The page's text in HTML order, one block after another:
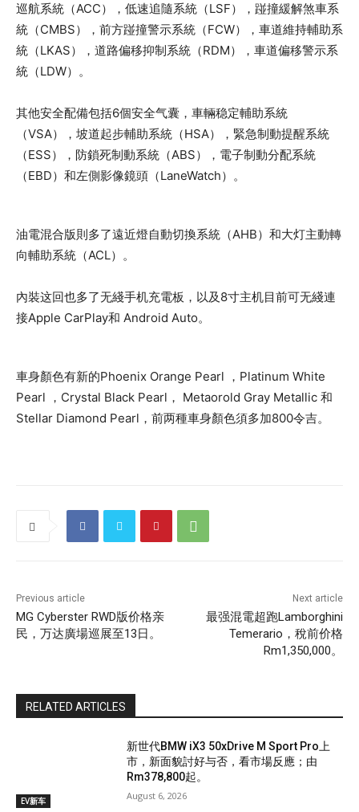
巡航系統（ACC），低速追隨系統（LSF），踫撞緩解煞車系
統（CMBS），前方踫撞警示系統（FCW），車道維持輔助系
統（LKAS），道路偏移抑制系統（RDM），車道偏移警示系
統（LDW）。
其他安全配備包括6個安全气囊，車輛稳定輔助系統
（VSA），坡道起步輔助系統（HSA），緊急制動提醒系統
（ESS），防鎖死制動系統（ABS），電子制動分配系統
（EBD）和左側影像鏡頭（LaneWatch）。
油電混合版則多了遠近燈自動切換系統（AHB）和大灯主動轉
向輔助系統（ACL）。
內裝这回也多了无綫手机充電板，以及8寸主机目前可无綫連
接Apple CarPlay和 Android Auto。
車身顏色有新的Phoenix Orange Pearl ，Platinum White
Pearl ，Crystal Black Pearl， Metaorold Gray Metallic 和
Stellar Diamond Pearl，前两種車身顏色須多加800令吉。
Previous article
MG Cyberster RWD版价格亲
民，万达廣場巡展至13日。
Next article
最强混電超跑Lamborghini
Temerario，稅前价格
Rm1,350,000。
RELATED ARTICLES
EV新车
新世代BMW iX3 50xDrive M Sport Pro上
市，新面貌討好与否，看市場反應；由
Rm378,800起。
August 6, 2026